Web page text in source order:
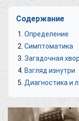
Содержание
Определение
Симптоматика
Загадочная
Взгляд изнутри
Диагностика и